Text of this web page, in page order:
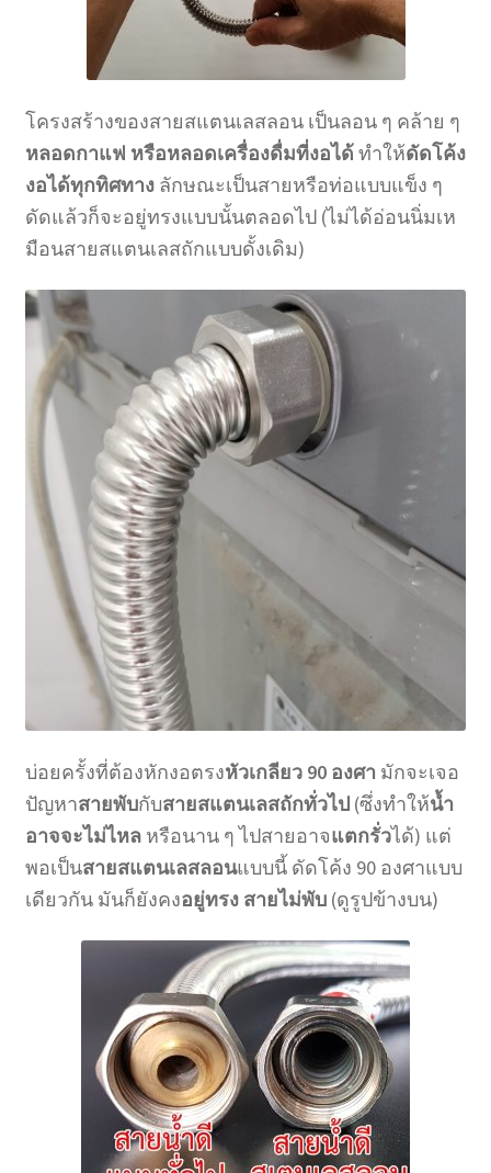
โครงสร้างของสายสแตนเลสลอน เป็นลอน ๆ คล้าย ๆ
หลอดกาแฟ หรือหลอดเครื่องดื่มที่งอได้ทำให้ดัดโค้ง
งอได้ทุกทิศทางลักษณะเป็นสายหรือท่อแบบแข็ง ๆ
ดัดแล้วก็จะอยู่ทรงแบบนั้นตลอดไป (ไม่ได้อ่อนนิ่มเห
มือนสายสแตนเลสถักแบบดั้งเดิม)
บ่อยครั้งที่ต้องหักงอตรงหัวเกลียว 90 องศา มักจะเจอ
ปัญหาสายพับกับสายสแตนเลสถักทั่วไป(ซึ่งทำให้น้ำ
อาจจะไม่ไหลหรือนาน ๆ ไปสายอาจแตกรั่วได้) แต่
พอเป็นสายสแตนเลสลอนแบบนี้ ดัดโค้ง 90 องศาแบบ
เดียวกัน มันก็ยังคงอยู่ทรง สายไม่พับ(ดูรูปข้างบน)